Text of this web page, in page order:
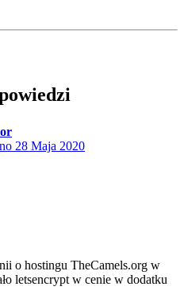
28 Maja 2020
o hostingu TheCamels.org w
letsencrypt w cenie w dodatku